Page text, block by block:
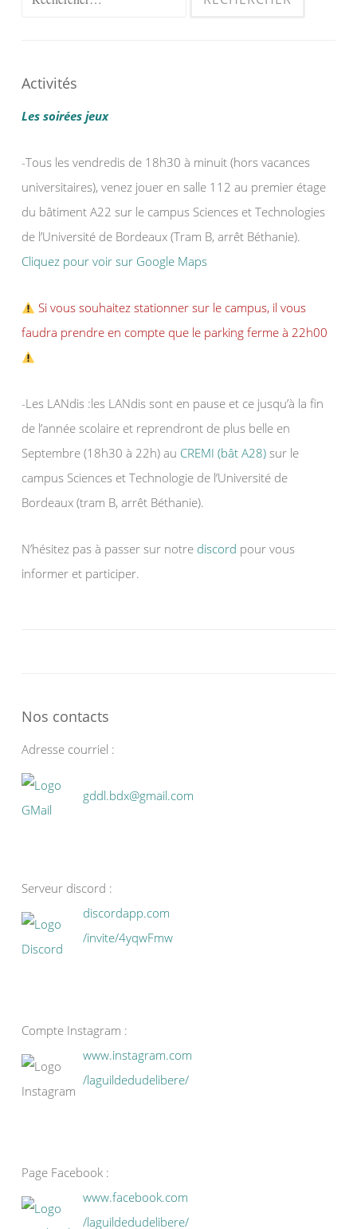
Activités
Les soirées jeux
-Tous les vendredis de 18h30 à minuit (hors vacances
universitaires), venez jouer en salle 112 au premier étage
du bâtiment A22 sur le campus Sciences et Technologies
de l’Université de Bordeaux (Tram B, arrêt Béthanie).
Cliquez pour voir sur Google Maps
Si vous souhaitez stationner sur le campus, il vous
faudra prendre en compte que le parking ferme à 22h00
-Les LANdis :les LANdis sont en pause et ce jusqu’à la fin
de l’année scolaire et reprendront de plus belle en
Septembre (18h30 à 22h) au CREMI (bât A28) sur le
campus Sciences et Technologie de l’Université de
Bordeaux (tram B, arrêt Béthanie).
N’hésitez pas à passer sur notre discord pour vous
informer et participer.
Nos contacts
Adresse courriel :
gddl.bdx@gmail.com
Serveur discord :
discordapp.com
/invite/4yqwFmw
Compte Instagram :
www.instagram.com
/laguildedudelibere/
Page Facebook :
www.facebook.com
/laguildedudelibere/